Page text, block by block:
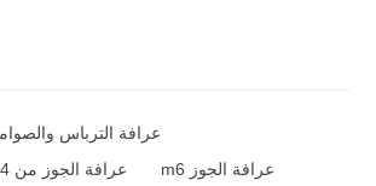
عرافة الترباس
عرافة الجوز من 934
m6 عرافة الجوز